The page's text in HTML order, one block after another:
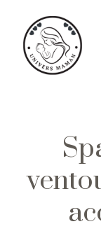
contenu